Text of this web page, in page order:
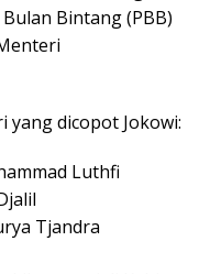
Bintang (PBB)
dicopot Jokowi:
Luthfi
Tjandra